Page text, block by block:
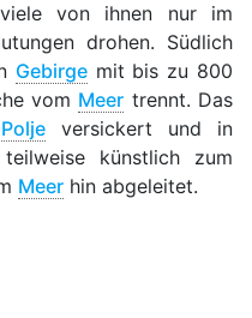
von ihnen nur im
drohen. Südlich
Gebirgemit bis zu 800
vom Meer trennt. Das
Polje versickert und in
künstlich zum
Meer hin abgeleitet.